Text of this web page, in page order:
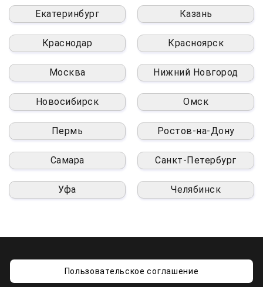
Екатеринбург Казань
Краснодар Красноярск
Москва Нижний Новгород
Новосибирск Омск
Пермь Ростов-на-Дону
Самара Санкт-Петербург
Уфа Челябинск
Пользовательское соглашение